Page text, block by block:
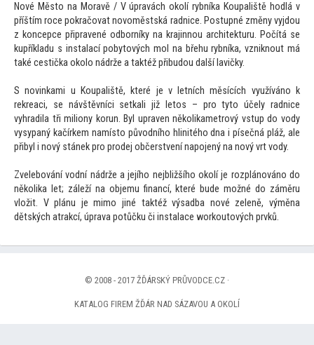
Nové Město na Moravě / V úpravách okolí rybníka Koupaliště hodlá v
příštím roce pokračovat novoměstská radnice. Postupné změny vyjdou
z koncepce připravené odborníky na krajinnou architekturu. Počítá se
kupříkladu s instalací pobytových mol na břehu rybníka, vzniknout má
také cestička okolo nádrže a taktéž přibudou další lavičky.
S novinkami u Koupaliště, které je v letních měsících využíváno k
rekreaci, se návštěvníci setkali již letos – pro tyto účely radnice
vyhradila tři miliony korun. Byl upraven několikametrový vstup do vody
vysypaný kačírkem namísto původního hlinitého dna i písečná pláž, ale
přibyl i nový stánek pro prodej občerstvení napojený na nový vrt vody.
Zvelebování vodní nádrže a jejího nejbližšího okolí je rozplánováno do
několika let; záleží na objemu financí, které bude možné do záměru
vložit. V plánu je mimo jiné taktéž výsadba nové zeleně, výměna
dětských atrakcí, úprava potůčku či instalace workoutových prvků.
© 2008 - 2017 ŽĎÁRSKÝ PRŮVODCE.CZ ·
KATALOG FIREM ŽĎÁR NAD SÁZAVOU A OKOLÍ